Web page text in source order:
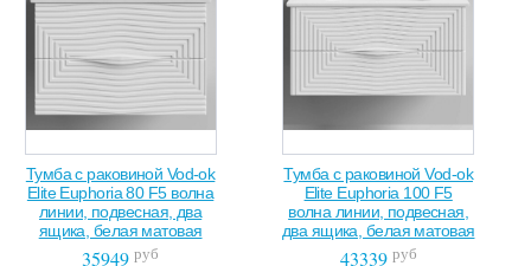
Тумба с раковиной Vod-ok
Elite Euphoria 80 F5 волна
линии, подвесная, два
ящика, белая матовая
35949 руб
Тумба с раковиной Vod-ok
Elite Euphoria 100 F5
волна линии, подвесная,
два ящика, белая матовая
43339 руб